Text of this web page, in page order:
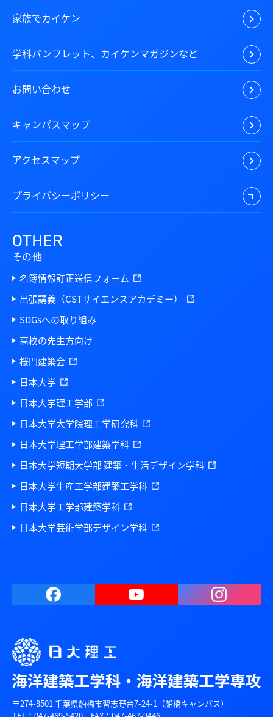
家族でカイケン
学科パンフレット、カイケンマガジンなど
お問い合わせ
キャンパスマップ
アクセスマップ
プライバシーポリシー
OTHER
その他
名簿情報訂正送信フォーム
出張講義（CSTサイエンスアカデミー）
SDGsへの取り組み
高校の先生方向け
桜門建築会
日本大学
日本大学理工学部
日本大学大学院理工学研究科
日本大学理工学部建築学科
日本大学短期大学部 建築・生活デザイン学科
日本大学生産工学部建築工学科
日本大学工学部建築学科
日本大学芸術学部デザイン学科
〒274-8501 千葉県船橋市習志野台7-24-1（船橋キャンパス）